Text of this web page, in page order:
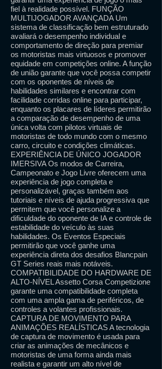
fiel à realidade possível. FUNÇÃO
MULTIJOGADOR AVANÇADA Um
sistema de classificação bem estruturado
avaliará o desempenho individual e
comportamento de direção para premiar
os motoristas mais virtuosos e promover
equidade em competições online. A função
de união garante que você possa competir
com os oponentes de níveis de
habilidades similares e encontrar com
facilidade corridas online para participar,
enquanto os placares de líderes permitirão
a comparação de desempenho de uma
única volta com pilotos virtuais de
motoristas de todo mundo com o mesmo
carro, circuito e condições climáticas.
EXPERIÊNCIA DE ÚNICO JOGADOR
IMERSIVA Os modos de Carreira,
Campeonato e Jogo Livre oferecem uma
experiência de jogo completa e
personalizável, graças também aos
tutoriais e níveis de ajuda progressiva que
permitem que você personalize a
dificuldade do oponente de IA e controle de
estabilidade do veículo às suas
habilidades. Os Eventos Especiais
permitirão que você ganhe uma
experiência direta dos desafios Blancpain
GT Series reais mais notáveis.
COMPATIBILIDADE DO HARDWARE DE
ALTO-NÍVEL Assetto Corsa Competizione
garante uma compatibilidade completa
com uma ampla gama de periféricos, de
controles a volantes profissionais.
CAPTURA DE MOVIMENTO PARA
ANIMAÇÕES REALÍSTICAS A tecnologia
de captura de movimento é usada para
criar as animações de mecânicos e
motoristas de uma forma ainda mais
realista e garantir um alto nível de